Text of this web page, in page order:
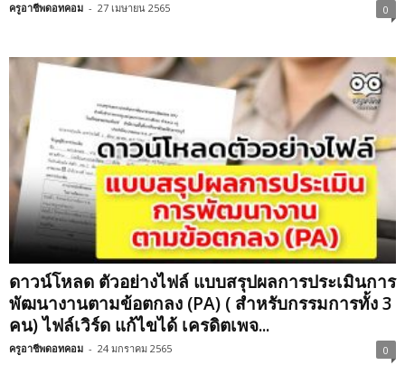
ครูอาชีพดอทคอม - 27 เมษายน 2565 0
ดาวน์โหลด ตัวอย่างไฟล์ แบบสรุปผลการประเมินการ
พัฒนางานตามข้อตกลง (PA) ( สำหรับกรรมการทั้ง 3
คน) ไฟล์เวิร์ด แก้ไขได้ เครดิตเพจ...
ครูอาชีพดอทคอม - 24 มกราคม 2565 0